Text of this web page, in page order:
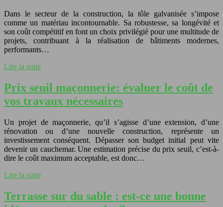
Dans le secteur de la construction, la tôle galvanisée s’impose
comme un matériau incontournable. Sa robustesse, sa longévité et
son coût compétitif en font un choix privilégié pour une multitude de
projets, contribuant à la réalisation de bâtiments modernes,
performants…
Lire la suite
Prix seuil maçonnerie: évaluer le coût de
vos travaux nécessaires
Un projet de maçonnerie, qu’il s’agisse d’une extension, d’une
rénovation ou d’une nouvelle construction, représente un
investissement conséquent. Dépasser son budget initial peut vite
devenir un cauchemar. Une estimation précise du prix seuil, c’est-à-
dire le coût maximum acceptable, est donc…
Lire la suite
Terrasse sur du sable : est-ce une bonne